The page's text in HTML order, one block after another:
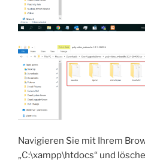
Navigieren Sie mit Ihrem
„C:\xampp\htdocs“ und